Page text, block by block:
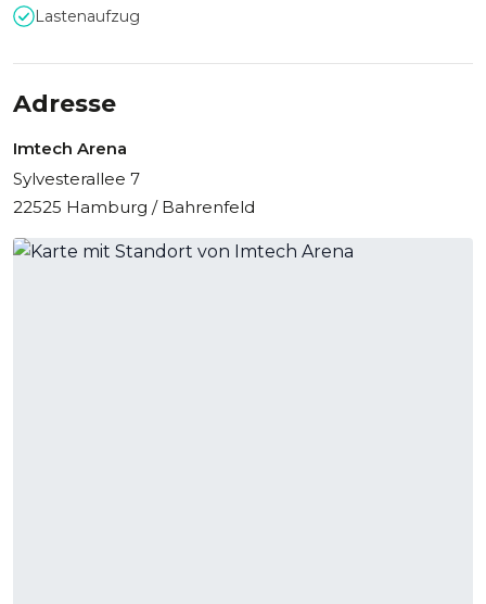
Lastenaufzug
Adresse
Imtech Arena
Sylvesterallee 7
22525 Hamburg / Bahrenfeld